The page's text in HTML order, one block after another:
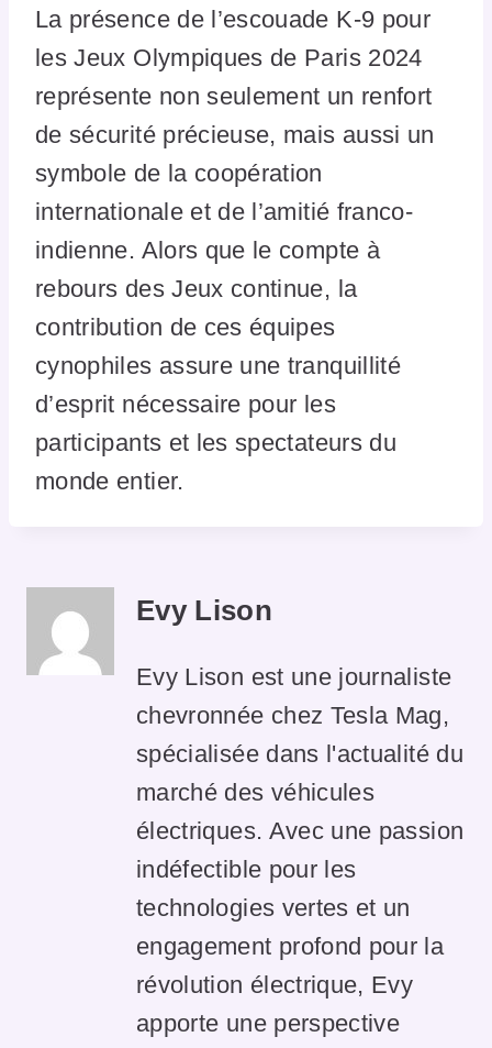
La présence de l’escouade K-9 pour
les Jeux Olympiques de Paris 2024
représente non seulement un renfort
de sécurité précieuse, mais aussi un
symbole de la coopération
internationale et de l’amitié franco-
indienne. Alors que le compte à
rebours des Jeux continue, la
contribution de ces équipes
cynophiles assure une tranquillité
d’esprit nécessaire pour les
participants et les spectateurs du
monde entier.
Evy Lison
Evy Lison est une journaliste
chevronnée chez Tesla Mag,
spécialisée dans l'actualité du
marché des véhicules
électriques. Avec une passion
indéfectible pour les
technologies vertes et un
engagement profond pour la
révolution électrique, Evy
apporte une perspective